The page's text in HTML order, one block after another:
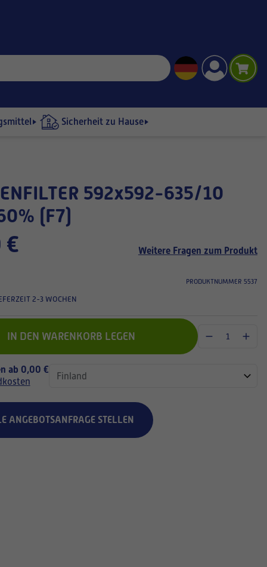
Sicherheit zu Hause
(F7)
€ Weitere Fragen zum Produkt
PRODUKTNUMMER 5537
2-3 WOCHEN
IN DEN WARENKORB LEGEN
ab 0,00 €
ANGEBOTSANFRAGE STELLEN